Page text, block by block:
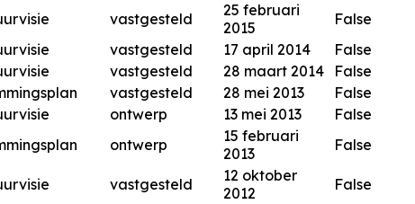
vastgesteld
25 februari
2015
False
vastgesteld 17 april 2014
False
vastgesteld 28 maart 2014
False
vastgesteld 28 mei 2013
False
ontwerp 13 mei 2013
False
ontwerp
15 februari
2013
False
vastgesteld
12 oktober
2012
False